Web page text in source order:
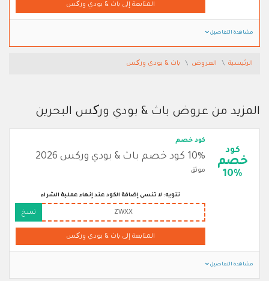
المتابعة إلى باث & بودي ورکس
مشاهدة التفاصيل
الرئيسية العروض باث & بودي ورکس
المزيد من عروض باث & بودي ورکس البحرين
كود
خصم
10%
كود خصم
10% كود خصم باث & بودي وركس 2026
موثق
تنويه: لا تنسى إضافة الكود عند إنهاء عملية الشراء
ZWXX نسخ
المتابعة إلى باث & بودي ورکس
مشاهدة التفاصيل